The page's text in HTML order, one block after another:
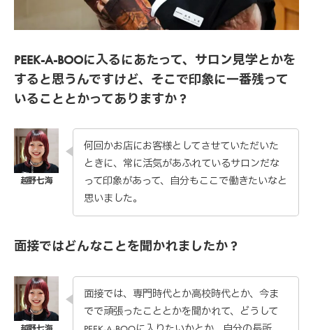
PEEK-A-BOOに入るにあたって、サロン見学とかを
すると思うんですけど、そこで印象に一番残って
いることとかってありますか？
何回かお店にお客様としてさせていただいた
ときに、常に活気があふれているサロンだな
って印象があって、自分もここで働きたいなと
思いました。
面接ではどんなことを聞かれましたか？
面接では、専門時代とか高校時代とか、今ま
でで頑張ったこととかを聞かれて、どうして